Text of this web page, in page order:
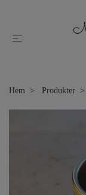
Hem Produkter